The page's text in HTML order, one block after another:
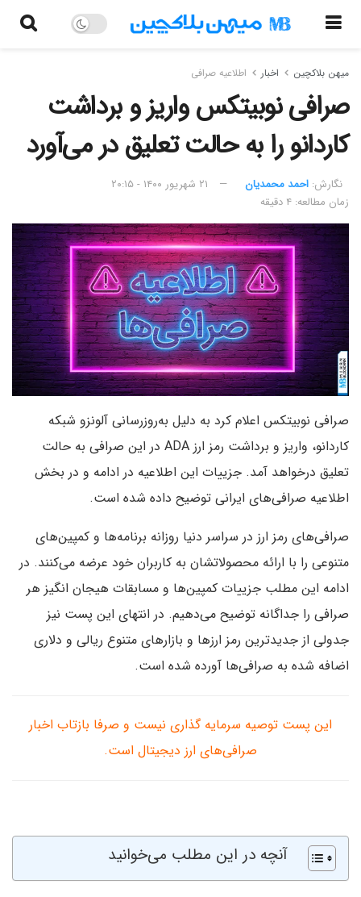
میهن بلاکچین اخبار اطلاعیه صرافی
صرافی نوبیتکس واریز و برداشت
کاردانو را به حالت تعلیق در می‌آورد
نگارش:‌ احمد محمدیان
۲۱ شهریور ۱۴۰۰ - ۲۰:۱۵
زمان مطالعه: ۴ دقیقه
صرافی نوبیتکس اعلام کرد به دلیل به‌روزرسانی آلونزو شبکه
کاردانو، واریز و برداشت رمز ارز ADA در این صرافی به حالت
تعلیق درخواهد آمد. جزییات این اطلاعیه در ادامه و در بخش
اطلاعیه صرافی‌های ایرانی توضیح داده شده است.
صرافی‌های رمز ارز در سراسر دنیا روزانه برنامه‌ها و کمپین‌های
متنوعی را با ارائه محصولاتشان به کاربران خود عرضه می‌کنند. در
ادامه این مطلب جزییات کمپین‌ها و مسابقات هیجان انگیز هر
صرافی را جداگانه توضیح می‌دهیم. در انتهای این پست نیز
جدولی از جدیدترین رمز ارزها و بازارهای متنوع ریالی و دلاری
اضافه شده به صرافی‌ها آورده شده است.
این پست توصیه سرمایه گذاری نیست و صرفا بازتاب اخبار
صرافی‌های ارز دیجیتال است.
آنچه در این مطلب می‌خوانید